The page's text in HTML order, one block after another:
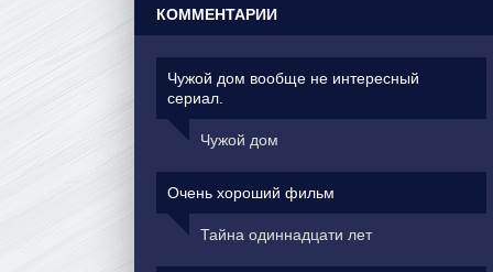
КОММЕНТАРИИ
Чужой дом вообще не интересный
сериал.
Чужой дом
Очень хороший фильм
Тайна одиннадцати лет